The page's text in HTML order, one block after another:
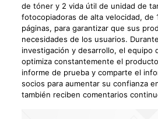
de tóner y 2 vida útil de unidad de
fotocopiadoras de alta velocidad, de
páginas, para garantizar que sus
necesidades de los usuarios.
investigación y desarrollo, el equipo
optimiza constantemente el
informe de prueba y comparte el
socios para aumentar su confianza
también reciben comentarios